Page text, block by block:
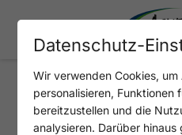
ROFANSPITZE
Datenschutz-
Wir verwenden Cookies,
personalisieren, Funktionen
bereitzustellen und die
analysieren. Darüber